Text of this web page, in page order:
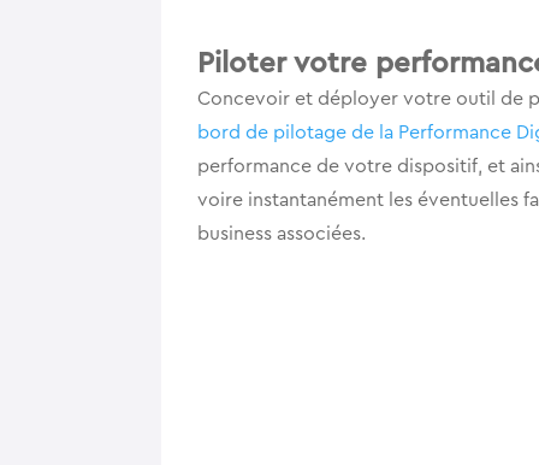
Piloter votre
Concevoir et déployer votre outil de
bord de pilotage de la Performance
performance de votre dispositif, et
voire instantanément les éventuelles
business associées.